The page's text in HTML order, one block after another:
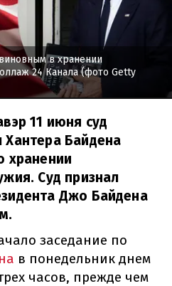
в хранении
24 Канала (фото Getty
11 июня суд
Хантера Байдена
хранении
Суд признал
Джо Байдена
заседание по
в понедельник днем
часов, прежде чем